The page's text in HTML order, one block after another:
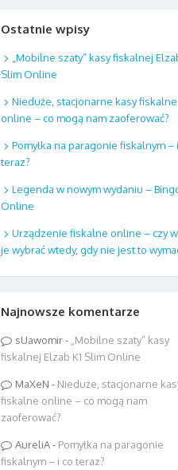
Ostatnie wpisy
„Mobilne szaty” kasy fiskalnej
Slim Online
Nieduże, stacjonarne kasy fiskalne
online – co mogą nam zaoferować?
Pomyłka na paragonie fiskalnym –
teraz?
Legenda w nowym wydaniu –
Online
Urządzenie fiskalne online – czy
je wybrać wtedy, gdy nie jest to
Najnowsze komentarze
sUawomir- „Mobilne szaty” kasy
fiskalnej Elzab K1 Slim Online
MaXeN - Nieduże, stacjonarne
fiskalne online – co mogą nam
zaoferować?
AureliA- Pomyłka na paragonie
fiskalnym – i co teraz?